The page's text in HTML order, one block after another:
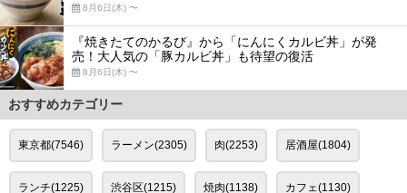
8月6日(木) 〜
『焼きたてのかるび』から「にんにくカルビ丼」が発
売！大人気の「豚カルビ丼」も待望の復活
8月6日(木) 〜
おすすめカテゴリー
東京都(7546) ラーメン(2305) 肉(2253) 居酒屋(1804)
ランチ(1225) 渋谷区(1215) 焼肉(1138) カフェ(1130)